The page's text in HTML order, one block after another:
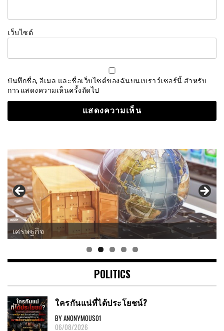
เว็บไซต์
บันทึกชื่อ, อีเมล และชื่อเว็บไซต์ของฉันบนเบราว์เซอร์นี้ สำหรับ
การแสดงความเห็นครั้งถัดไป
เศรษฐกิจ
POLITICS
ใครกันแน่ที่ได้ประโยชน์?
BY ANONYMOUS01
06/08/2026